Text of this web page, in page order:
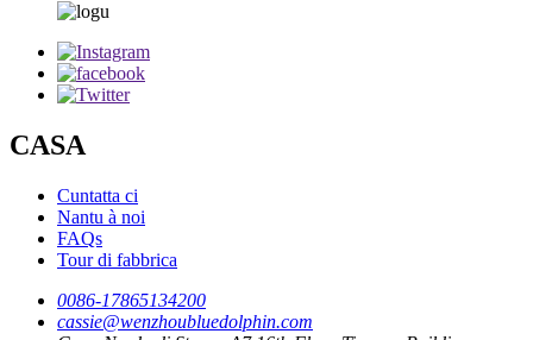
CASA
Cuntatta ci
Nantu à noi
FAQs
Tour di fabbrica
0086-17865134200
cassie@wenzhoubluedolphin.com